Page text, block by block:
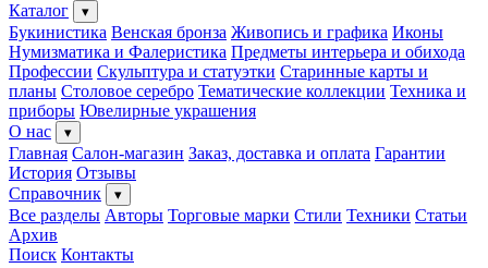
Каталог
▾
Букинистика Венская бронза Живопись и графика Иконы
Нумизматика и Фалеристика Предметы интерьера и обихода
Профессии Скульптура и статуэтки Старинные карты и
планы Столовое серебро Тематические коллекции Техника и
приборы Ювелирные украшения
О нас
▾
Главная Салон-магазин Заказ, доставка и оплата Гарантии
История Отзывы
Справочник
▾
Все разделы Авторы Торговые марки Стили Техники Статьи
Архив
Поиск Контакты